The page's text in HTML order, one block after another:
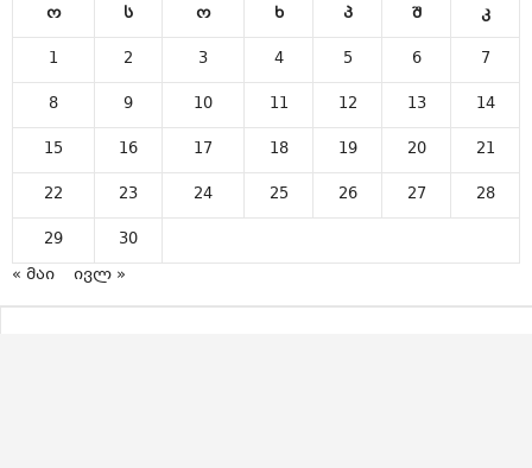
ო ს ო ხ პ შ
კ
1
2 3 4 5 6
7
8
9 10 11 12 13
14
15
16 17 18 19 20
21
22
23 24 25 26 27
28
29
30
« მაი
ივლ »